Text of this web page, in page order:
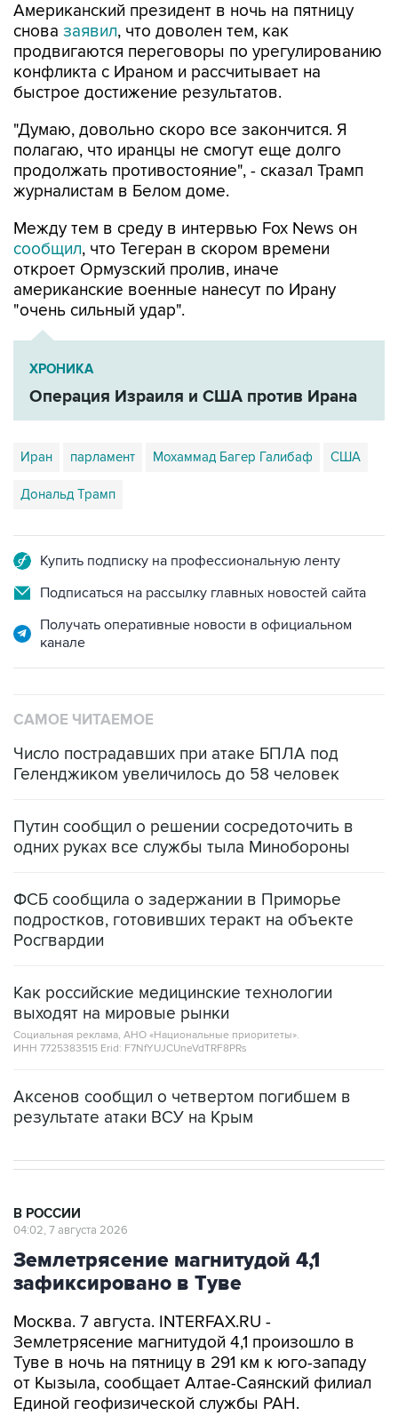
Американский президент в ночь на пятницу
снова заявил, что доволен тем, как
продвигаются переговоры по урегулированию
конфликта с Ираном и рассчитывает на
быстрое достижение результатов.
"Думаю, довольно скоро все закончится. Я
полагаю, что иранцы не смогут еще долго
продолжать противостояние", - сказал Трамп
журналистам в Белом доме.
Между тем в среду в интервью Fox News он
сообщил, что Тегеран в скором времени
откроет Ормузский пролив, иначе
американские военные нанесут по Ирану
"очень сильный удар".
ХРОНИКА
Операция Израиля и США против Ирана
Иран парламент Мохаммад Багер Галибаф США
Дональд Трамп
Купить подписку на профессиональную ленту
Подписаться на рассылку главных новостей сайта
Получать оперативные новости в официальном
канале
САМОЕ ЧИТАЕМОЕ
Число пострадавших при атаке БПЛА под
Геленджиком увеличилось до 58 человек
Путин сообщил о решении сосредоточить в
одних руках все службы тыла Минобороны
ФСБ сообщила о задержании в Приморье
подростков, готовивших теракт на объекте
Росгвардии
Как российские медицинские технологии
выходят на мировые рынки
Социальная реклама, АНО «Национальные приоритеты».
ИНН 7725383515 Erid: F7NfYUJCUneVdTRF8PRs
Аксенов сообщил о четвертом погибшем в
результате атаки ВСУ на Крым
В РОССИИ
04:02, 7 августа 2026
Землетрясение магнитудой 4,1
зафиксировано в Туве
Москва. 7 августа. INTERFAX.RU -
Землетрясение магнитудой 4,1 произошло в
Туве в ночь на пятницу в 291 км к юго-западу
от Кызыла, сообщает Алтае-Саянский филиал
Единой геофизической службы РАН.